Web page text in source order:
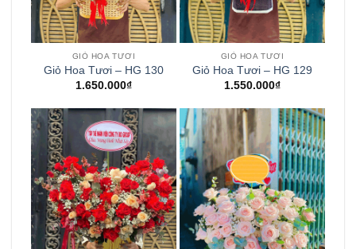
GIỎ HOA TƯƠI
Giỏ Hoa Tươi – HG 130
1.650.000₫
GIỎ HOA TƯƠI
Giỏ Hoa Tươi – HG 129
1.550.000₫